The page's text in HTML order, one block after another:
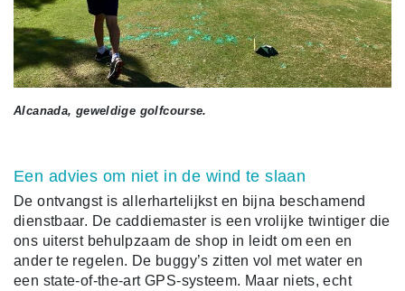
Alcanada, geweldige golfcourse.
Een advies om niet in de wind te slaan
De ontvangst is allerhartelijkst en bijna beschamend
dienstbaar. De caddiemaster is een vrolijke twintiger die
ons uiterst behulpzaam de shop in leidt om een en
ander te regelen. De buggy’s zitten vol met water en
een state-of-the-art GPS-systeem. Maar niets, echt